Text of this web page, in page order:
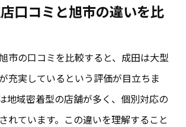
口コミと旭市の違いを比
市の口コミを比較すると、成田は大型
充実しているという評価が目立ちま
地域密着型の店舗が多く、個別対応の
れています。この違いを理解すること